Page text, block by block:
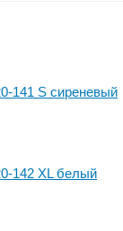
141 S сиреневый
142 XL белый